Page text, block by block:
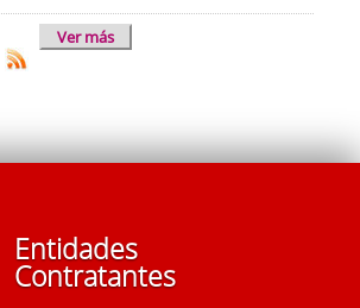
Ver más
Entidades
Contratantes